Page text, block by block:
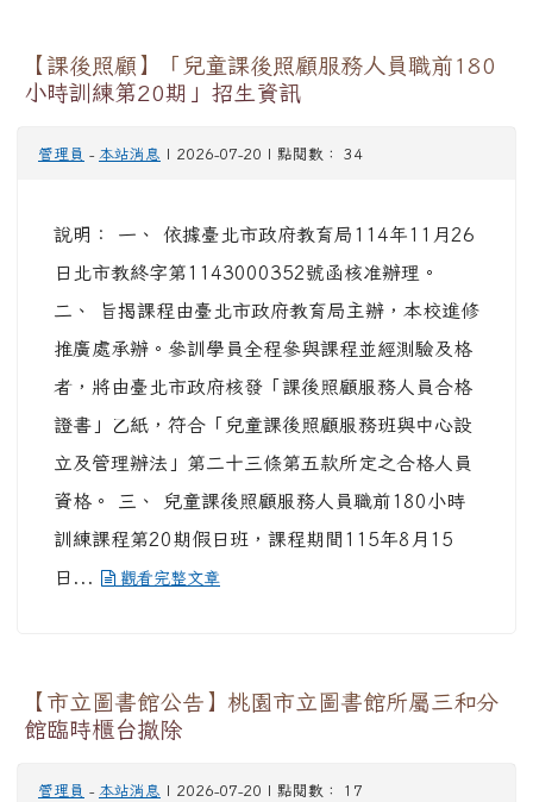
【課後照顧】「兒童課後照顧服務人員職前180
管理員- 本站消息 | 2026-07-20 | 點閱數： 34
說明： 一、 依據臺北市政府教育局114年11月26
日北市教終字第1143000352號函核准辦理。
二、 旨揭課程由臺北市政府教育局主辦，本校進修
推廣處承辦。參訓學員全程參與課程並經測驗及格
者，將由臺北市政府核發「課後照顧服務人員合格
證書」乙紙，符合「兒童課後照顧服務班與中心設
立及管理辦法」第二十三條第五款所定之合格人員
資格。 三、 兒童課後照顧服務人員職前180小時
【市立圖書館公告】桃園市立圖書館所屬三和分